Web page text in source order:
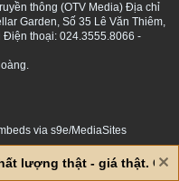
thông (OTV Media) Địa chỉ
Garden, Số 35 Lê Văn Thiêm,
Điện thoại: 024.3555.8066 -
via s9e/MediaSites
lượng thật - giá thật. Giá